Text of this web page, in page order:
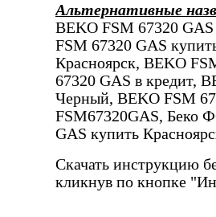
Альтернативные
BEKO FSM 67320
FSM 67320 GAS
Красноярск, BEKO
67320 GAS в кредит,
Черный, BEKO FSM
FSM67320GAS, Беко
GAS купить
Скачать инструкцию
кликнув по кнопке